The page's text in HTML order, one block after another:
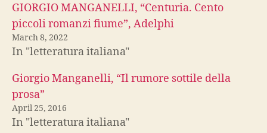
GIORGIO MANGANELLI, “Centuria. Cento
piccoli romanzi fiume”, Adelphi
March 8, 2022
In "letteratura italiana"
Giorgio Manganelli, “Il rumore sottile della
prosa”
April 25, 2016
In "letteratura italiana"